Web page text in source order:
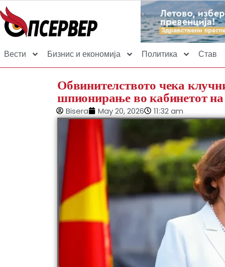
Вести Бизнис и економија Политика Став
Обвинителството чека
шпионирање во кабинетот
Bisera May 20, 2026 11:32 am